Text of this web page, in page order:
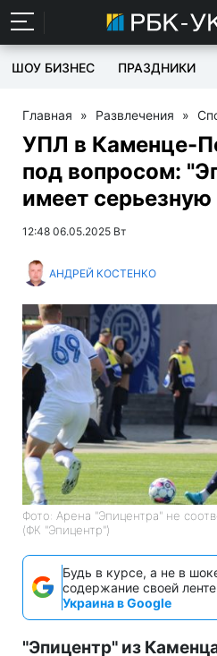
ШОУ БИЗНЕС ПРАЗДНИКИ
Главная » Развлечения »
УПЛ в Каменце-
под вопросом:
имеет
12:48 06.05.2025 Вт
АНДРЕЙ КОСТЕНКО
Фото: Арена "Эпицентра" не
(ФК "Эпицентр")
Будь в курсе, а не в
содержание своей ленте
Украина в Google
"Эпицентр" из